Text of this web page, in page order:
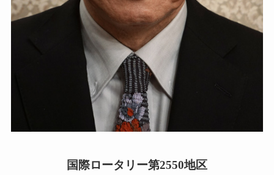
国際ロータリー第2550地区